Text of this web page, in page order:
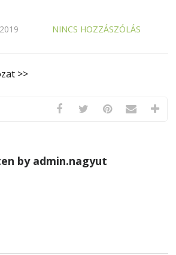
NINCS HOZZÁSZÓLÁS
>>
by admin.nagyut